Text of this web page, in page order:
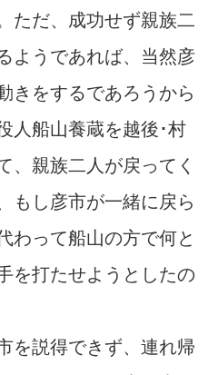
ただ、成功せず親族二
ようであれば、当然彦
きをするであろうから
人船山養蔵を越後･村
、親族二人が戻ってく
もし彦市が一緒に戻ら
わって船山の方で何と
を打たせようとしたの
を説得できず、連れ帰